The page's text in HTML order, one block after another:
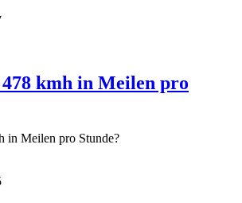
kmh in Meilen pro
in Meilen pro Stunde?